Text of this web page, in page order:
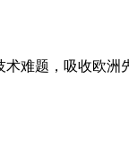
难题，吸收欧